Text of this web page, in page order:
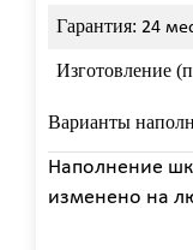
Гарантия: 24
Изготовление
Варианты
Наполнение
изменено на